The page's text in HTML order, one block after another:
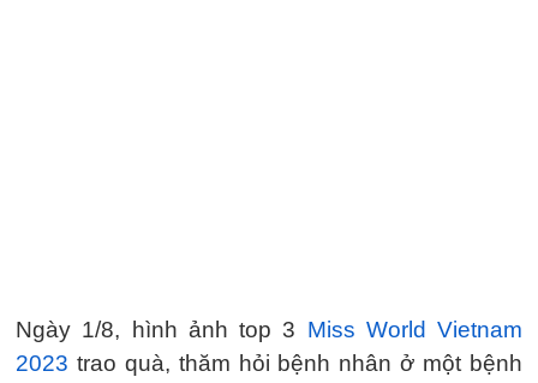
Ngày 1/8, hình ảnh top 3 Miss World Vietnam
2023 trao quà, thăm hỏi bệnh nhân ở một bệnh